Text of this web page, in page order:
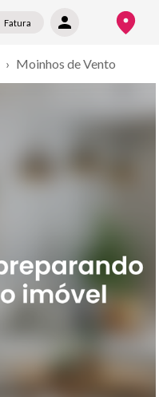
Fatura
› Moinhos de Vento